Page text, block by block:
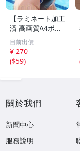
【ラミネート加工
済 高画質A4ポス
ター】1583 AI美
女 イラスト ポス
ター セクシー か
わいい 水着 下着
目前出價
¥ 270
($59)
關於我們
新聞中心
服務說明